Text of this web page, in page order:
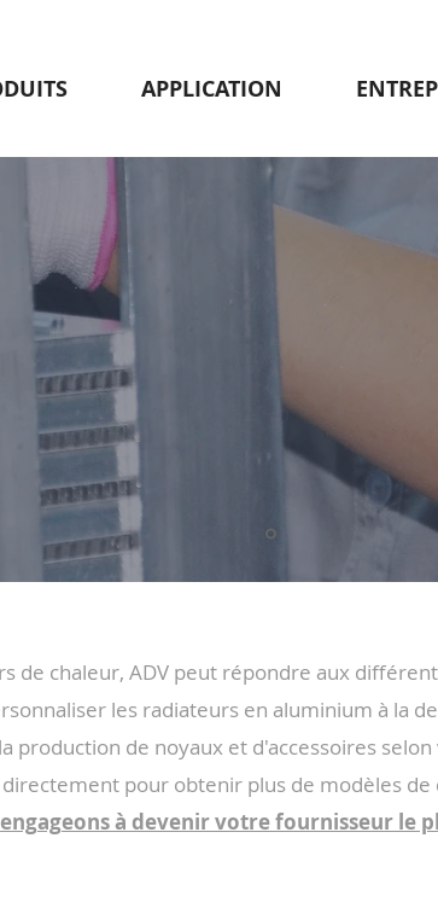
APPLICATION
de chaleur, ADV peut répondre aux
les radiateurs en aluminium à la
production de noyaux et d'accessoires
pour obtenir plus de modèles
engageons à devenir votre fournisseur le